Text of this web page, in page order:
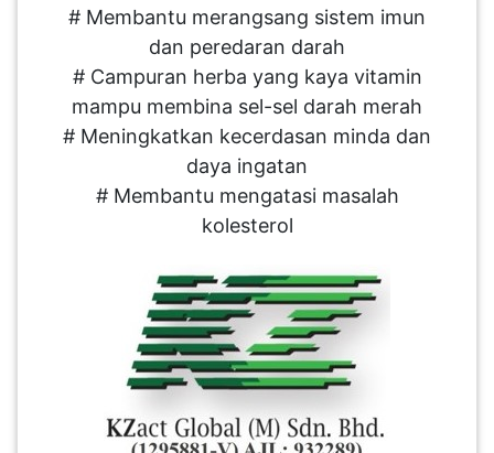
# Membantu merangsang sistem imun
dan peredaran darah
# Campuran herba yang kaya vitamin
mampu membina sel-sel darah merah
# Meningkatkan kecerdasan minda dan
daya ingatan
# Membantu mengatasi masalah
kolesterol
LUMPUR(16)
PUTRAJAYA(9)
SINGAPORE(0)